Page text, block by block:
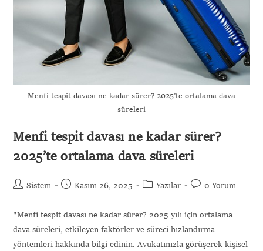
Menfi tespit davası ne kadar sürer? 2025’te ortalama dava
süreleri
Menfi tespit davası ne kadar sürer?
2025’te ortalama dava süreleri
Sistem Kasım 26, 2025 Yazılar 0 Yorum
"Menfi tespit davası ne kadar sürer? 2025 yılı için ortalama
dava süreleri, etkileyen faktörler ve süreci hızlandırma
yöntemleri hakkında bilgi edinin. Avukatınızla görüşerek kişisel